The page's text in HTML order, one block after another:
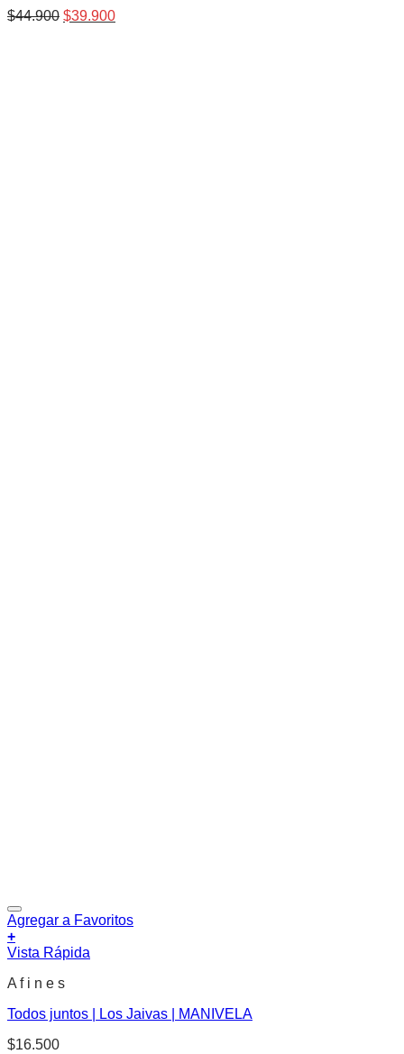
$44.900 El
$39.900El
Agregar a Favoritos
+
Vista Rápida
A f i n e s
Todos juntos | Los Jaivas | MANIVELA
$16.500